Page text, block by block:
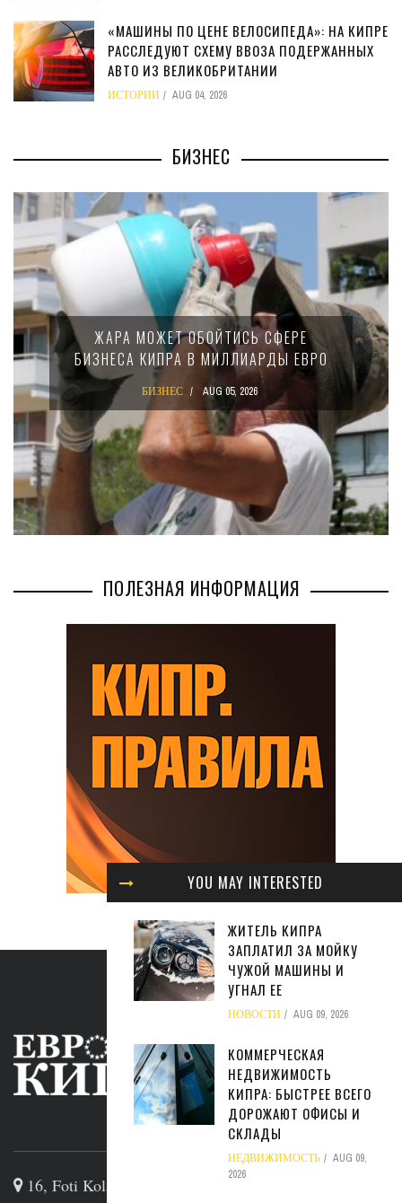
YOU MAY INTERESTED
ЖИТЕЛЬ КИПРА
ЗАПЛАТИЛ ЗА МОЙКУ
ЧУЖОЙ МАШИНЫ И
УГНАЛ ЕЕ
НОВОСТИ AUG 09, 2026
КОММЕРЧЕСКАЯ
НЕДВИЖИМОСТЬ
КИПРА: БЫСТРЕЕ ВСЕГО
ДОРОЖАЮТ ОФИСЫ И
СКЛАДЫ
НЕДВИЖИМОСТЬ
AUG 09,
2026
«МАШИНЫ ПО ЦЕНЕ ВЕЛОСИПЕДА»: НА КИПРЕ
РАССЛЕДУЮТ СХЕМУ ВВОЗА ПОДЕРЖАННЫХ
АВТО ИЗ ВЕЛИКОБРИТАНИИ
ИСТОРИИ AUG 04, 2026
БИЗНЕС
МИНФИН КИПРА ПЕРЕПИСАЛ ЗАКОН О
15-ПРОЦЕНТНОМ НАЛОГЕ ДЛЯ
КРУПНЫХ МЕЖДУНАРОДНЫХ
КОМПАНИЙ
БИЗНЕС AUG 02, 2026
ПОЛЕЗНАЯ ИНФОРМАЦИЯ
ABOUT US
16, Foti Kolakidi str, 3031, Limassol, Cyprus